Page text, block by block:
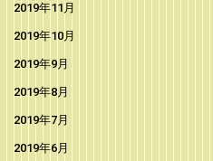
2019年11月
2019年10月
2019年9月
2019年8月
2019年7月
2019年6月